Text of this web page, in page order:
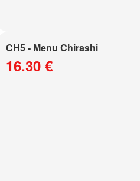
CH5 - Menu Chirashi
16.30 €